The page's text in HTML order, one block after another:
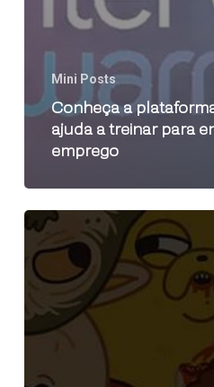
Mini Posts
Conheça a
ajuda a treinar para
emprego